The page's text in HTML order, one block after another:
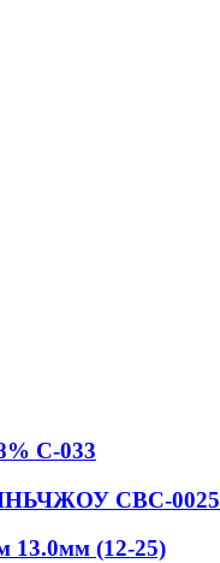
С-033
СВС-0025
13.0мм (12-25)